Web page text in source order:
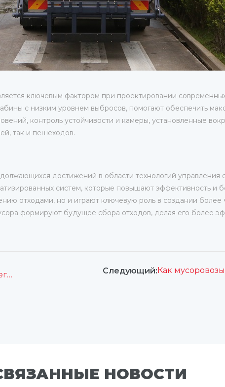
ключевым фактором при проектировании
с низким уровнем выбросов, помогают обеспечить
контроль устойчивости и камеры, установленные
так и пешеходов.
достижений в области технологий
систем, которые повышают эффективность и
отходами, но и играют ключевую роль в создании более
формируют будущее сбора отходов, делая его более
Как выбрать лучшую подметальную машину для вашего муниципалитета
Следующий:
НОВОСТИ